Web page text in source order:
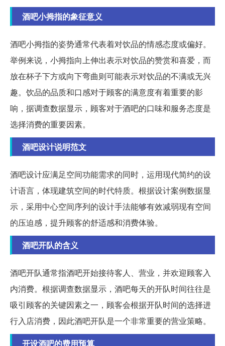
酒吧小拇指的象征意义
酒吧小拇指的姿势通常代表着对饮品的情感态度或偏好。
举例来说，小拇指向上伸出表示对饮品的赞赏和喜爱，而
放在杯子下方或向下弯曲则可能表示对饮品的不满或无兴
趣。饮品的品质和口感对于顾客的满意度有着重要的影
响，据调查数据显示，顾客对于酒吧的口味和服务态度是
选择消费的重要因素。
酒吧设计说明范文
酒吧设计应满足空间功能需求的同时，运用现代简约的设
计语言，体现建筑空间的时代特质。根据设计案例数据显
示，采用中心空间序列的设计手法能够有效减弱现有空间
的压迫感，提升顾客的舒适感和消费体验。
酒吧开队的含义
酒吧开队通常指酒吧开始接待客人、营业，并欢迎顾客入
内消费。根据调查数据显示，酒吧每天的开队时间往往是
吸引顾客的关键因素之一，顾客会根据开队时间的选择进
行入店消费，因此酒吧开队是一个非常重要的营业策略。
开设酒吧的费用预算